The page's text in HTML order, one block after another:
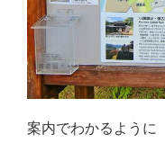
案内でわかるように